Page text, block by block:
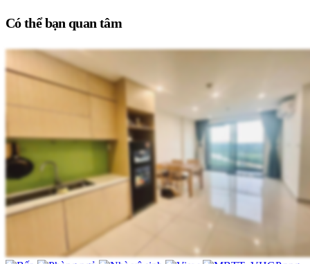
Có thể bạn quan tâm